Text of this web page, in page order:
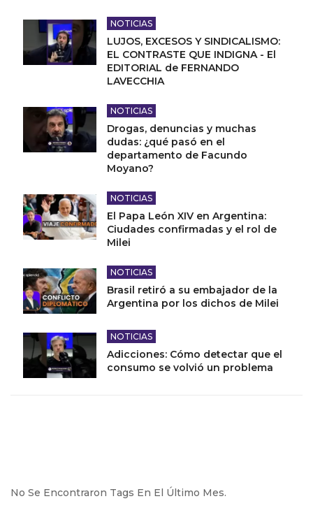
NOTICIAS
LUJOS, EXCESOS Y SINDICALISMO:
EL CONTRASTE QUE INDIGNA - El
EDITORIAL de FERNANDO
LAVECCHIA
NOTICIAS
Drogas, denuncias y muchas
dudas: ¿qué pasó en el
departamento de Facundo
Moyano?
NOTICIAS
El Papa León XIV en Argentina:
Ciudades confirmadas y el rol de
Milei
NOTICIAS
Brasil retiró a su embajador de la
Argentina por los dichos de Milei
NOTICIAS
Adicciones: Cómo detectar que el
consumo se volvió un problema
No Se Encontraron Tags En El Último Mes.